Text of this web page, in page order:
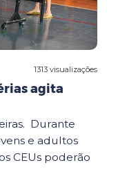
1313 visualizações
agita
Durante
e adultos
CEUs poderão